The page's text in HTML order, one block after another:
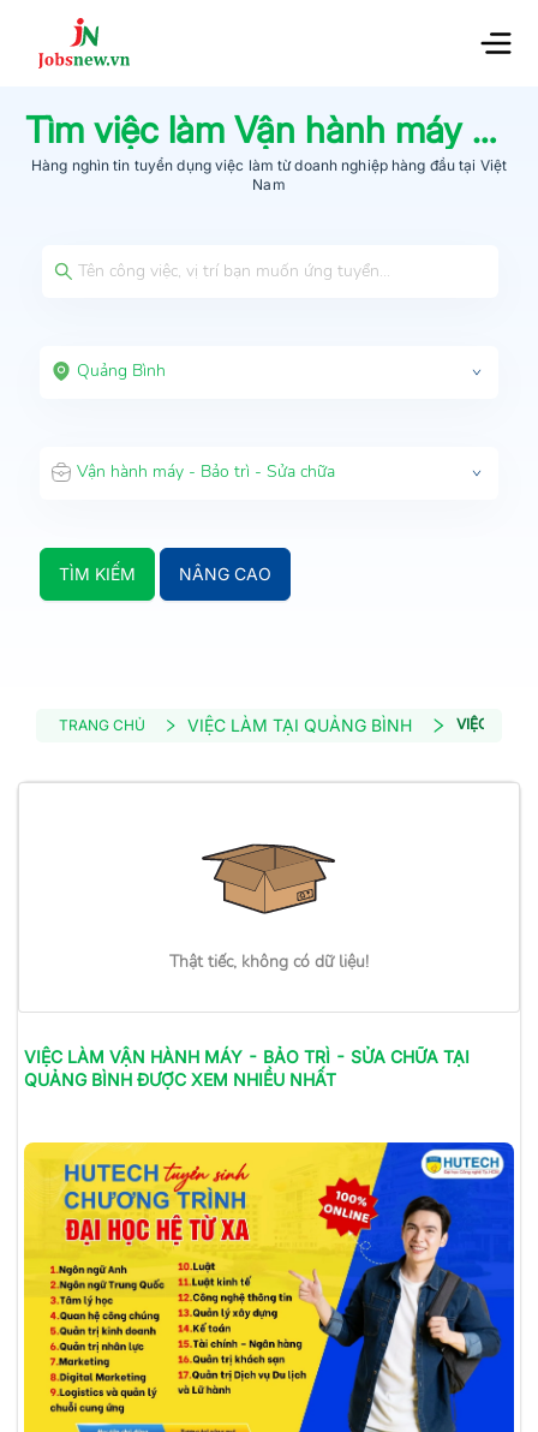
Tìm việc làmVận hành máy - Bảo trì - Sửa chữa
Hàng nghìn tin tuyển dụng việc làm từdoanh nghiệp hàng đầu tại Việt
Nam
Quảng Bình
Vận hành máy - Bảo trì - Sửa chữa
TÌM KIẾM NÂNG CAO
TRANG CHỦ VIỆC LÀM TẠI QUẢNG BÌNH VIỆC LÀM
Thật tiếc, không có dữ liệu!
VIỆC LÀM VẬN HÀNH MÁY - BẢO TRÌ - SỬA CHỮA TẠI
QUẢNG BÌNH ĐƯỢC XEM NHIỀU NHẤT